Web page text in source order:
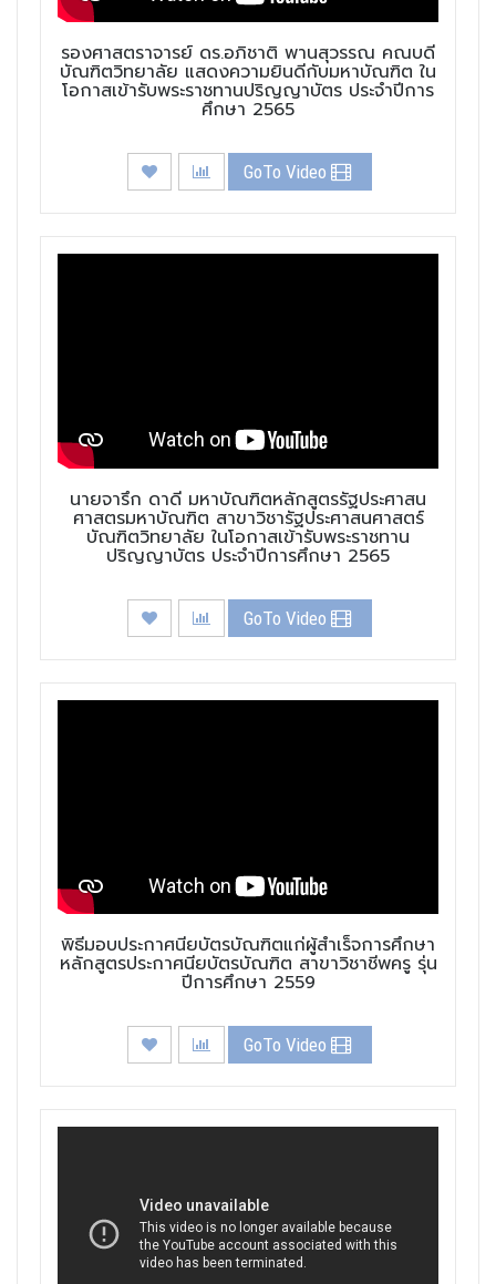
รองศาสตราจารย์ ดร.อภิชาติ พานสุวรรณ คณบดี
บัณฑิตวิทยาลัย แสดงความยินดีกับมหาบัณฑิต ใน
โอกาสเข้ารับพระราชทานปริญญาบัตร ประจำปีการ
ศึกษา 2565
GoTo Video
นายจารึก ดาดี มหาบัณฑิตหลักสูตรรัฐประศาสน
ศาสตรมหาบัณฑิต สาขาวิชารัฐประศาสนศาสตร์
บัณฑิตวิทยาลัย ในโอกาสเข้ารับพระราชทาน
ปริญญาบัตร ประจำปีการศึกษา 2565
GoTo Video
พิธีมอบประกาศนียบัตรบัณฑิตแก่ผู้สำเร็จการศึกษา
หลักสูตรประกาศนียบัตรบัณฑิต สาขาวิชาชีพครู รุ่น
ปีการศึกษา 2559
GoTo Video